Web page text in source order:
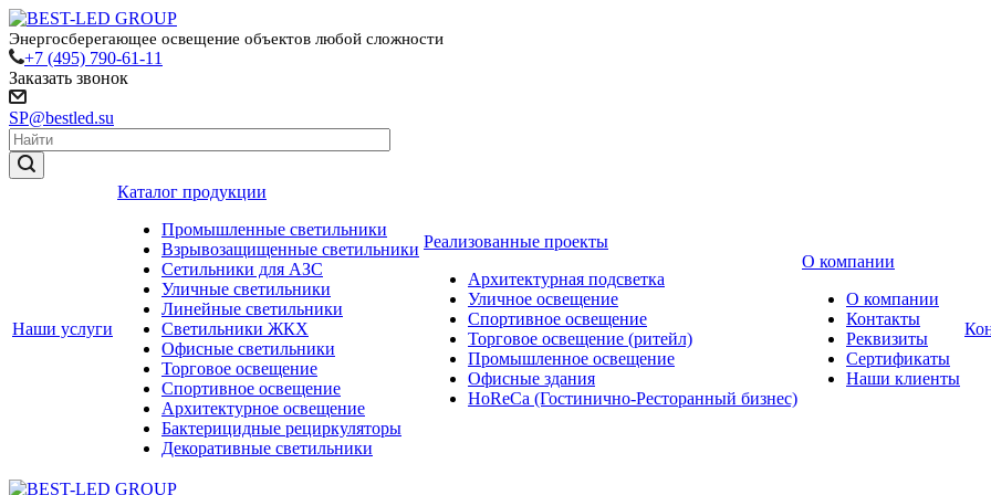
Энергосберегающее освещение объектов любой сложности
+7 (495) 790-61-11
Заказать звонок
SP@bestled.su
Наши услуги
Каталог продукции
Промышленные светильники
Взрывозащищенные светильники
Сетильники для АЗС
Уличные светильники
Линейные светильники
Светильники ЖКХ
Офисные светильники
Торговое освещение
Спортивное освещение
Архитектурное освещение
Бактерицидные рециркуляторы
Декоративные светильники
Реализованные проекты
Архитектурная подсветка
Уличное освещение
Спортивное освещение
Торговое освещение (ритейл)
Промышленное освещение
Офисные здания
HoReCa (Гостинично-Ресторанный бизнес)
О компании
О компании
Контакты
Реквизиты
Сертификаты
Наши клиенты